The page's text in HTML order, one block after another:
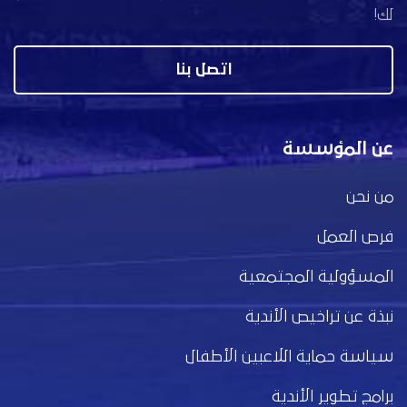
لك!
اتصل بنا
عن المؤسسة
من نحن
فرص العمل
المسؤولية المجتمعية
نبذة عن تراخيص الأندية
سياسة حماية اللاعبين الأطفال
برامج تطوير الأندية